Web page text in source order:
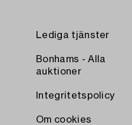
Lediga tjänster
Bonhams - Alla
auktioner
Integritetspolicy
Om cookies